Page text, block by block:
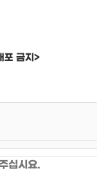
포 금지>